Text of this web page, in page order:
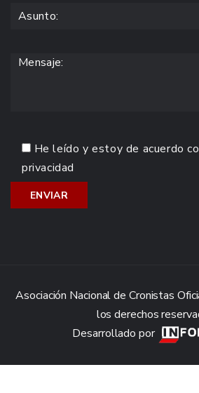
He leído y estoy de acuerdo
privacidad
Asociación Nacional de Cronistas
los derechos
Desarrollado por